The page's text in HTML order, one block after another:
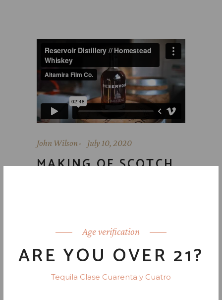
Age verification
ARE YOU OVER 21?
Tequila Clase Cuarenta y Cuatro
John Wilson July 10, 2020
MAKING OF SCOTCH
hendrerit. An modus invidunt con